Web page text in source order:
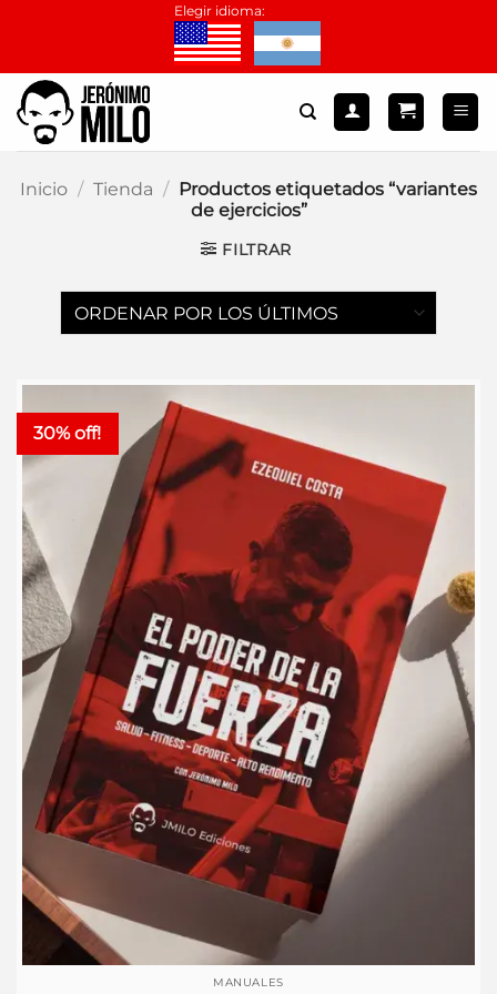
contenido
Elegir idioma:
Inicio / Tienda / Productos etiquetados “variantes
de ejercicios”
FILTRAR
30% off!
MANUALES